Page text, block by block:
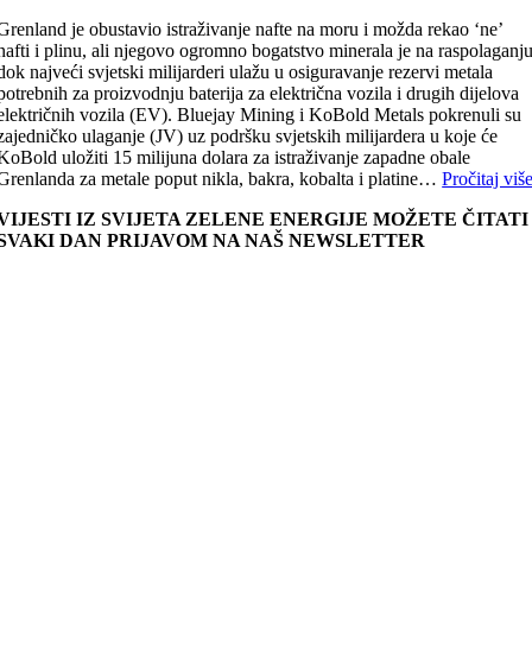
je obustavio istraživanje nafte na moru i možda rekao ‘ne’
i plinu, ali njegovo ogromno bogatstvo minerala je na
najveći svjetski milijarderi ulažu u osiguravanje rezervi metala
za proizvodnju baterija za električna vozila i drugih dijelova
vozila (EV). Bluejay Mining i KoBold Metals pokrenuli su
ulaganje (JV) uz podršku svjetskih milijardera u koje će
uložiti 15 milijuna dolara za istraživanje zapadne obale
za metale poput nikla, bakra, kobalta i platine…Pročitaj
IZ SVIJETA ZELENE ENERGIJE MOŽETE ČITATI
DAN PRIJAVOM NA NAŠ NEWSLETTER